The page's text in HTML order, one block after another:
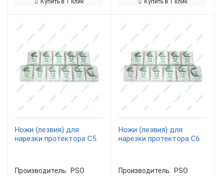
Купить в 1 клик Купить в 1 клик
Ножи (лезвия) для
нарезки протектора C5
Производитель: PSO
Ножи (лезвия) для
нарезки протектора C6
Производитель: PSO